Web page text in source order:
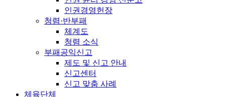
인권경영헌장
청렴·반부패
체계도
청렴 소식
부패공익신고
제도 및 신고 안내
신고센터
신고 맞춤 사례
체육단체